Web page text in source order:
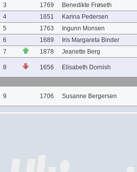
3 1769
Benedikte Frøseth
4
1651
Karina Pedersen
5
1763
Ingunn Monsen
6
1689
Iris Margareta Binder
7
1878 Jeanette Berg
8 1656 Elisabeth Dornish
9 1706 Susanne Bergersen